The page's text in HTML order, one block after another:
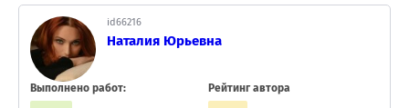
Наталия Юрьевна
id66216
Выполнено работ: Рейтинг автора